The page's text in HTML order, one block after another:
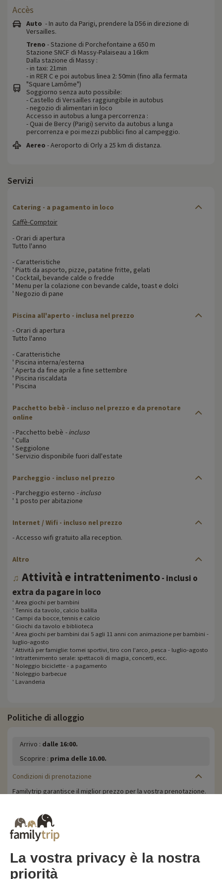
Accès
Auto - In auto da Parigi, prendere la D56 in direzione di
Versailles.
Treno - Stazione di Porchefontaine a 650 m
Stazione SNCF di Massy-Palaiseau a 16km
Dalla stazione di Massy :
- in taxi: 21min
- in RER C e poi autobus linea 2: 50min (fino alla fermata
"Square Lamôme")
Soggiorno senza auto possibile:
- Castello di Versailles raggiungibile in autobus
- negozio di alimentari in loco
Accesso in autobus a lunga percorrenza :
- Quai de Bercy (Parigi) servito da autobus a lunga
percorrenza e poi mezzi pubblici fino al campeggio.
Aereo - Aeroporto di Orly a 25 km di distanza.
Servizi
Catering - a pagamento in loco
Caffè-Comptoir
- Orari di apertura
Tutto l'anno
- Caratteristiche
' Piatti da asporto, pizze, patatine fritte, gelati
' Cocktail, bevande calde o fredde
' Menu per la colazione con bevande calde, toast e dolci
' Negozio di pane
Piscina all'aperto - inclusa nel prezzo
- Orari di apertura
Tutto l'anno
- Caratteristiche
' Piscina interna/esterna
' Aperta da fine aprile a fine settembre
' Piscina riscaldata
' Piscina
Pacchetto bebè - incluso nel prezzo e da prenotare
online
- Pacchetto bebè - incluso
' Culla
' Seggiolone
' Servizio disponibile fuori dall'estate
Parcheggio - incluso nel prezzo
- Parcheggio esterno - incluso
' 1 posto per abitazione
Internet / Wifi - incluso nel prezzo
- Accesso wifi gratuito alla reception.
Altro
♫ Attività e intrattenimento- inclusi o
extra da pagare in loco
' Area giochi per bambini
' Tennis da tavolo, calcio balilla
' Campi da bocce, tennis e calcio
' Giochi da tavolo e biblioteca
' Area giochi per bambini dai 5 agli 11 anni con animazione per bambini -
luglio-agosto
' Attività per famiglie: tornei sportivi, tiro con l'arco, pesca - luglio-agosto
' Intrattenimento serale: spettacoli di magia, concerti, ecc.
' Noleggio biciclette - a pagamento
' Noleggio barbecue
' Lavanderia
Politiche di alloggio
Arrivo : dalle 16:00.
Scoprire : prima delle 10.00.
Condizioni di prenotazione
Familytrip garantisce il miglior prezzo per la vostra prenotazione.
soggiorno. Si prega di notare che Familytrip si riserva il diritto di
effettuare una pre-autorizzazione elettronica dell'importo totale
del soggiorno per garantire la validità della carta di credito prima
del vostro arrivo. Per ulteriori informazioni, consultare i nostri
Politica di cancellazione
La vostra privacy è la nostra
priorità